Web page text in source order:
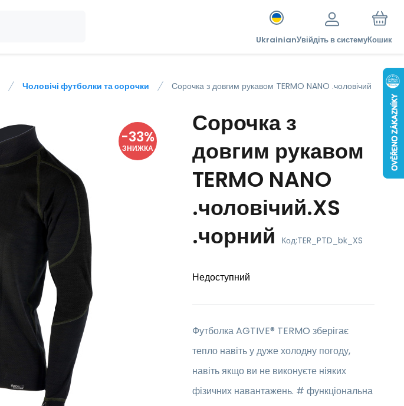
UkrainianУвійдіть в системуКошик
Чоловічі футболки та сорочки Сорочка з довгим рукавом TERMO NANO .чоловічий
-33%
ЗНИЖКА
Сорочка з
довгим рукавом
TERMO NANO
.чоловічий.XS
.чорний
Код:TER_PTD_bk_XS
Недоступний
Футболка AGTIVE® TERMO зберігає
тепло навіть у дуже холодну погоду,
навіть якщо ви не виконуєте ніяких
фізичних навантажень. # функціональна